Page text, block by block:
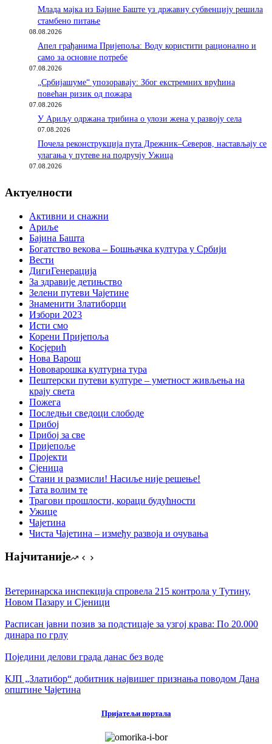
Млада мајка из Бајине Баште уз државну субвенцију решила
стамбено питање
08.08.2026
Апел грађанима Пријепоља: Воду користити рационално и
само за основне потребе
07.08.2026
„Србијашуме“ упозоравају: Због екстремних врућина
повећан ризик од пожара
07.08.2026
У Ариљу одржана трибина о улози жена у развоју села
07.08.2026
Почела реконструкција пута Дрежник–Северов, настављају се
улагања у путеве на подручју Ужица
07.08.2026
Актуелности
Активни и снажни
Ариље
Бајина Башта
Богатство векова – Бошњачка култура у Србији
Вести
ДигиГенерација
За здравије детињство
Зелени путеви Чајетине
Знаменити Златиборци
Избори 2023
Исти смо
Корени Пријепоља
Косјерић
Нова Варош
Нововарошка културна тура
Пештерски путеви културе – уметност живљења на
крају света
Пожега
Последњи сведоци слободе
Прибој
Прибој за све
Пријепоље
Пројекти
Сјеница
Стани и размисли! Насиље није решење!
Тата волим те
Трагови прошлости, кораци будућности
Ужице
Чајетина
Чиста Чајетина – између развоја и очувања
Најчитаније
Ветеринарска инспекција спровела 215 контрола у Тутину,
Новом Пазару и Сјеници
Расписан јавни позив за подстицаје за узгој крава: По 20.000
динара по грлу
Поједини делови града данас без воде
КЈП „Златибор“ добитник највишег признања поводом Дана
општине Чајетина
Пријатељи портала